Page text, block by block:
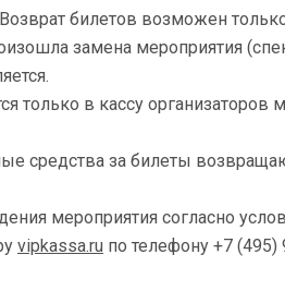
билетов возможен
замена мероприятия
только в кассу
средства за билеты
мероприятия согласно
vipkassa.ru по телефону +7 (495)